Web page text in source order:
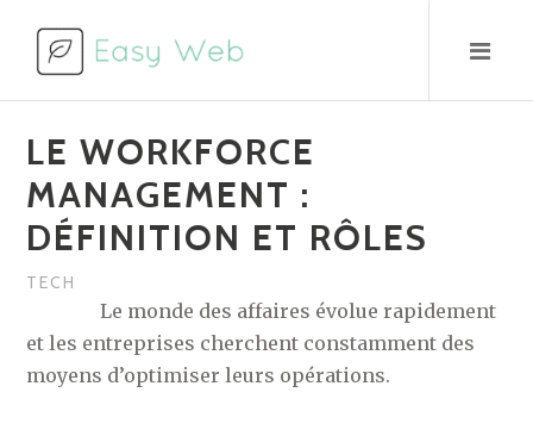
contenu
LE WORKFORCE
MANAGEMENT :
DÉFINITION ET RÔLES
TECH
Le monde des affaires évolue rapidement
et les entreprises cherchent constamment des
moyens d’optimiser leurs opérations.